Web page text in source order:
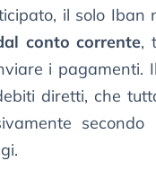
il solo Iban
conto corrente,
i pagamenti.
diretti, che
secondo